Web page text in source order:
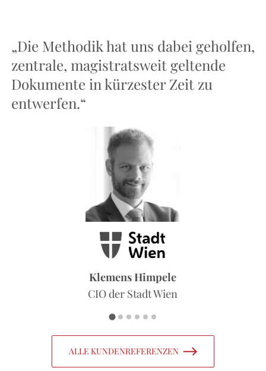
„Die Methodik hat uns dabei geholfen,
zentrale, magistratsweit geltende
Dokumente in kürzester Zeit zu
entwerfen.“
Klemens Himpele
CIO der Stadt Wien
ALLE KUNDENREFERENZEN